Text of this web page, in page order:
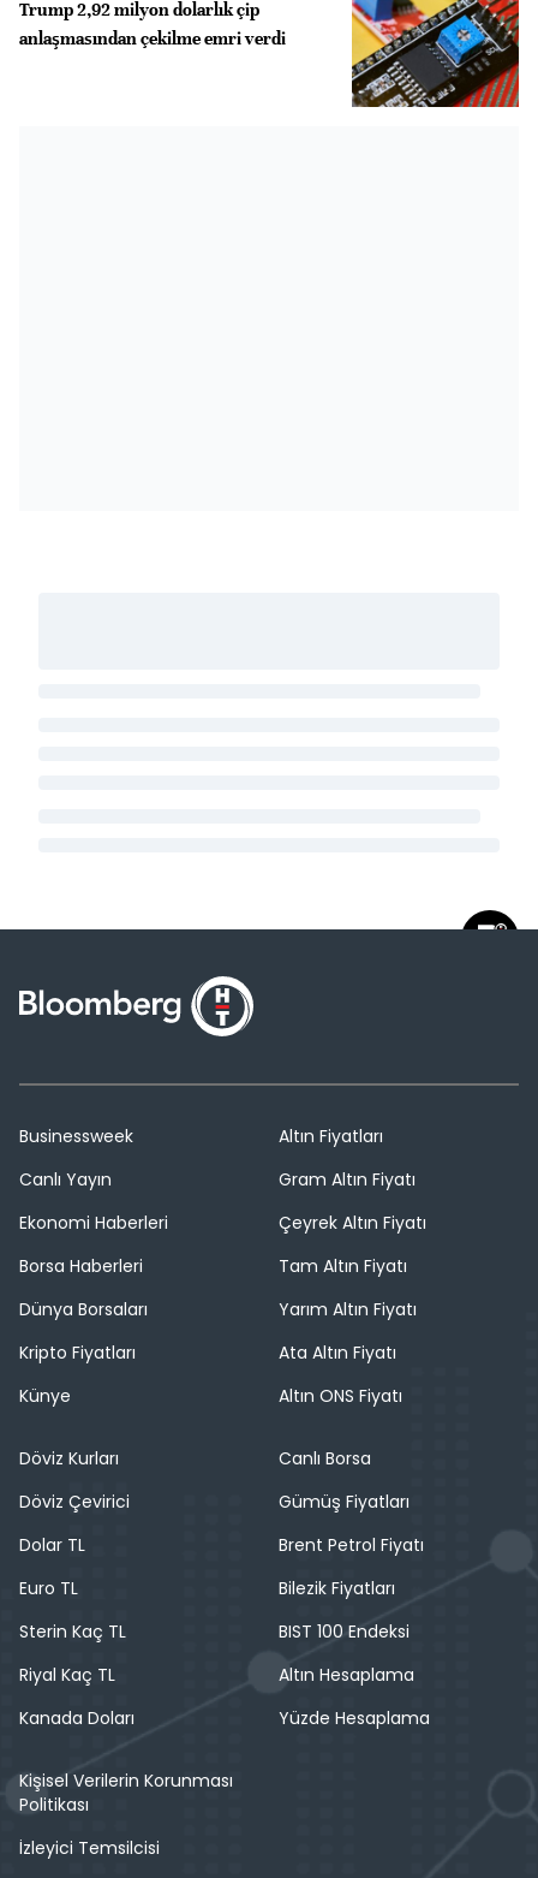
Trump 2,92 milyon dolarlık çip
anlaşmasından çekilme emri verdi
Businessweek
Canlı Yayın
Ekonomi Haberleri
Borsa Haberleri
Dünya Borsaları
Kripto Fiyatları
Künye
Altın Fiyatları
Gram Altın Fiyatı
Çeyrek Altın Fiyatı
Tam Altın Fiyatı
Yarım Altın Fiyatı
Ata Altın Fiyatı
Altın ONS Fiyatı
Döviz Kurları
Döviz Çevirici
Dolar TL
Euro TL
Sterin Kaç TL
Riyal Kaç TL
Kanada Doları
Canlı Borsa
Gümüş Fiyatları
Brent Petrol Fiyatı
Bilezik Fiyatları
BIST 100 Endeksi
Altın Hesaplama
Yüzde Hesaplama
Kişisel Verilerin Korunması
Politikası
İzleyici Temsilcisi